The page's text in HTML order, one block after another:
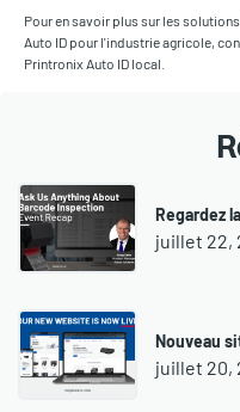
Pour en savoir plus sur les
Auto ID pour l'industrie agricole,
Printronix Auto ID local.
Regardez
juillet 22,
Nouveau
juillet 20,